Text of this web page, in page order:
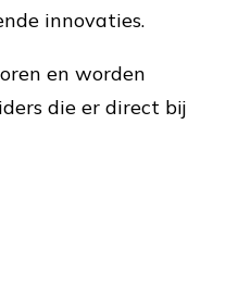
innovaties.
en worden
die er direct bij